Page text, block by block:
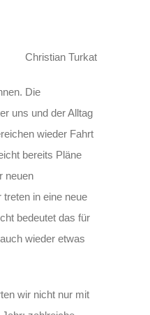
Christian Turkat
Die
uns und der Alltag
wieder Fahrt
bereits Pläne
neuen
in eine neue
bedeutet das für
wieder etwas
wir nicht nur mit